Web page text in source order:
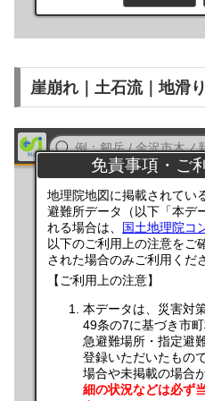
崖崩れ｜土石流｜地滑り